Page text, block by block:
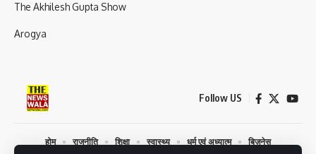
The Akhilesh Gupta Show
Arogya
Follow US
होम राजनीति शिक्षा स्वास्थ्य धर्म एवं अध्यात्म बिज़नेस